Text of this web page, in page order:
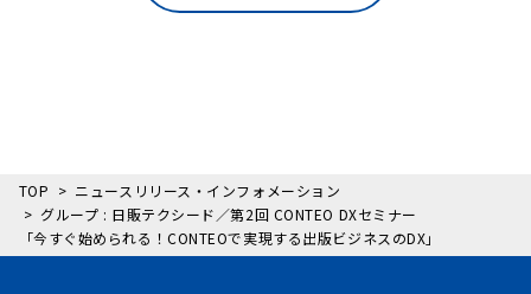
TOP
ニュースリリース・インフォメーション
グループ : 日販テクシード／第2回 CONTEO DXセミナー
「今すぐ始められる！CONTEOで実現する出版ビジネスのDX」